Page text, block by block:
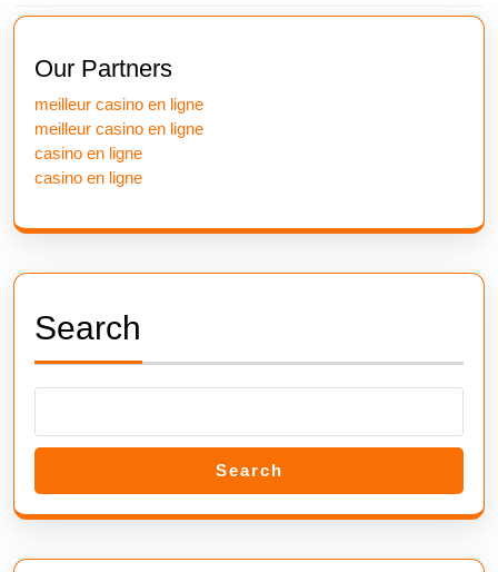
Previous
post:
Our Partners
meilleur casino en ligne
meilleur casino en ligne
casino en ligne
casino en ligne
Search
Search